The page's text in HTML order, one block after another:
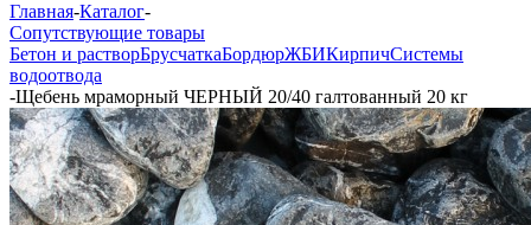
Главная-Каталог-
Сопутствующие товары
Бетон и растворБрусчаткаБордюрЖБИКирпичСистемы
водоотвода
-Щебень мраморный ЧЕРНЫЙ 20/40 галтованный 20 кг